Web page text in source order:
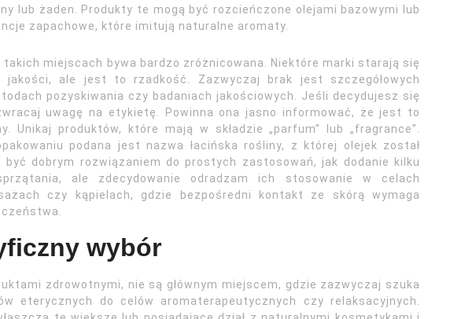
lub żaden. Produkty te mogą być rozcieńczone olejami bazowymi lub
zapachowe, które imitują naturalne aromaty.
miejscach bywa bardzo zróżnicowana. Niektóre marki starają się
ale jest to rzadkość. Zazwyczaj brak jest szczegółowych
pozyskiwania czy badaniach jakościowych. Jeśli decydujesz się
uwagę na etykietę. Powinna ona jasno informować, że jest to
Unikaj produktów, które mają w składzie „parfum” lub „fragrance”.
podana jest nazwa łacińska rośliny, z której olejek został
być dobrym rozwiązaniem do prostych zastosowań, jak dodanie kilku
ale zdecydowanie odradzam ich stosowanie w celach
czy kąpielach, gdzie bezpośredni kontakt ze skórą wymaga
wybór
zdrowotnymi, nie są głównym miejscem, gdzie zazwyczaj szuka
eterycznych do celów aromaterapeutycznych czy relaksacyjnych.